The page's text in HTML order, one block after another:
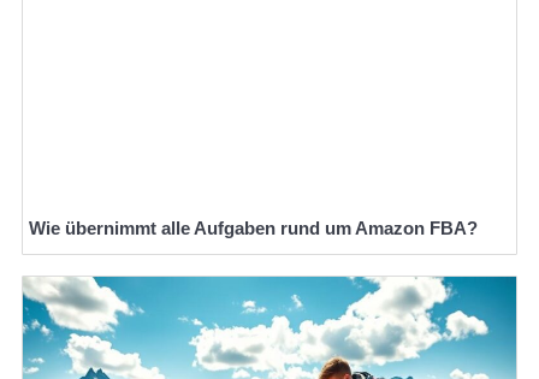
Wie übernimmt alle Aufgaben rund um Amazon FBA?